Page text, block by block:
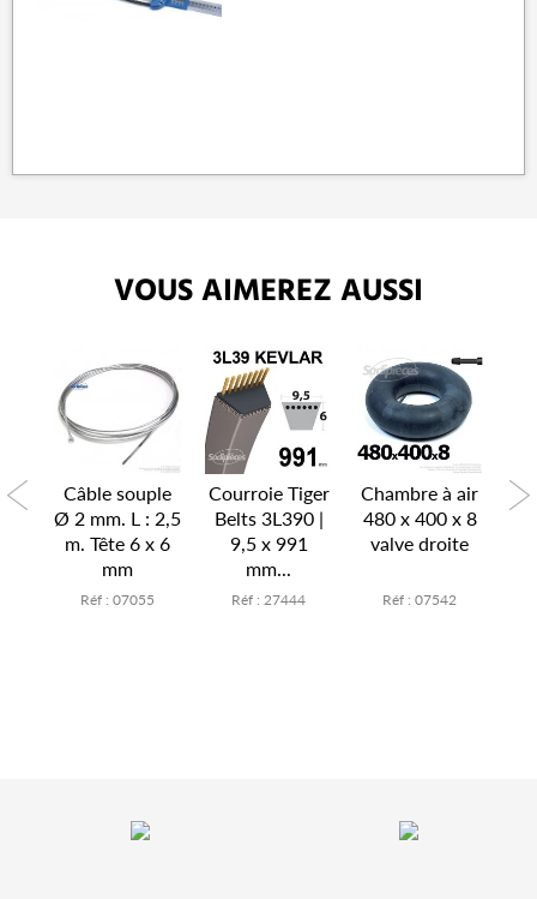
VOUS AIMEREZ AUSSI
Câble souple
Ø 2 mm. L : 2,5
m. Tête 6 x 6
mm
Réf : 07055
Courroie Tiger
Belts 3L390 |
9,5 x 991
mm...
Réf : 27444
Chambre à air
480 x 400 x 8
valve droite
Réf : 07542